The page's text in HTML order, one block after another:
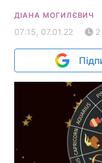
ДІАНА МОГИЛЄВИЧ
07:15, 07.01.22